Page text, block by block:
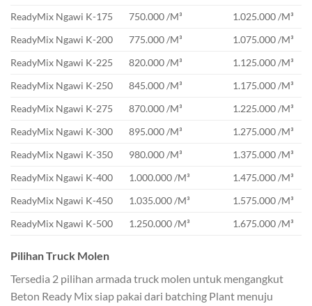
ReadyMix Ngawi K-175
750.000 /M³
1.025.000 /M³
ReadyMix Ngawi K-200
775.000 /M³
1.075.000 /M³
ReadyMix Ngawi K-225
820.000 /M³
1.125.000 /M³
ReadyMix Ngawi K-250
845.000 /M³
1.175.000 /M³
ReadyMix Ngawi K-275
870.000 /M³
1.225.000 /M³
ReadyMix Ngawi K-300
895.000 /M³
1.275.000 /M³
ReadyMix Ngawi K-350
980.000 /M³
1.375.000 /M³
ReadyMix Ngawi K-400
1.000.000 /M³
1.475.000 /M³
ReadyMix Ngawi K-450
1.035.000 /M³
1.575.000 /M³
ReadyMix Ngawi K-500
1.250.000 /M³ 1.675.000 /M³
Pilihan Truck Molen
Tersedia 2 pilihan armada truck molen untuk mengangkut
Beton Ready Mix siap pakai dari batching Plant menuju